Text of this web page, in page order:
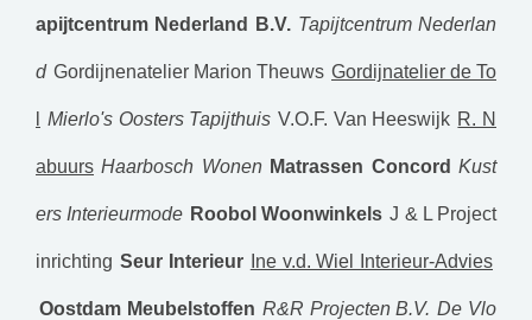
apijtcentrum Nederland B.V. Tapijtcentrum Nederlan
d Gordijnenatelier Marion Theuws Gordijnatelier de To
Mierlo's Oosters Tapijthuis V.O.F. Van Heeswijk R. N
abuurs Haarbosch Wonen Matrassen Concord Kust
ers Interieurmode Roobol Woonwinkels J & L Project
inrichting Seur Interieur Ine v.d. Wiel Interieur-Advies
Oostdam Meubelstoffen R&R Projecten B.V. De Vlo